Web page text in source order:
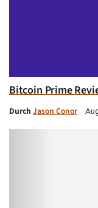
Bitcoin Prime
Durch Jason Conor